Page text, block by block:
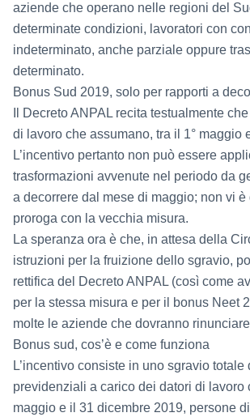
aziende che operano nelle regioni del
determinate condizioni, lavoratori con
indeterminato, anche parziale oppure
determinato.
Bonus Sud 2019, solo per rapporti a
Il Decreto ANPAL recita testualmente
di lavoro che assumano, tra il 1° maggio
L’incentivo pertanto non può essere
trasformazioni avvenute nel periodo da
a decorrere dal mese di maggio; non vi
proroga con la vecchia misura.
La speranza ora è che, in attesa della
istruzioni per la fruizione dello sgravio,
rettifica del Decreto ANPAL (così come
per la stessa misura e per il bonus Neet
molte le aziende che dovranno
Bonus sud, cos’è e come funziona
L’incentivo consiste in uno sgravio totale
previdenziali a carico dei datori di lavoro
maggio e il 31 dicembre 2019, persone